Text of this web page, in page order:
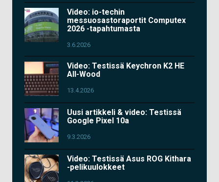
Video: io-techin
messuosastoraportit Computex
2026 -tapahtumasta
3.6.2026
Video: Testissä Keychron K2 HE
All-Wood
13.4.2026
Uusi artikkeli & video: Testissä
Google Pixel 10a
9.3.2026
Video: Testissä Asus ROG Kithara
-pelikuulokkeet